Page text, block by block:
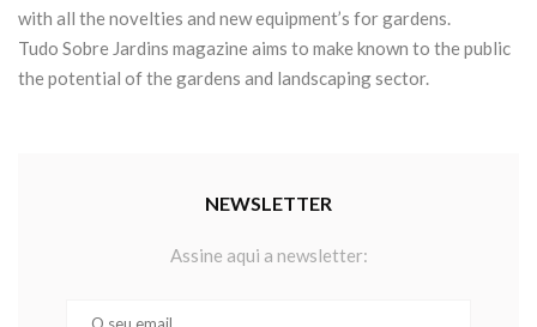
with all the novelties and new equipment’s for gardens.
Tudo Sobre Jardins magazine aims to make known to the public
the potential of the gardens and landscaping sector.
NEWSLETTER
Assine aqui a newsletter: